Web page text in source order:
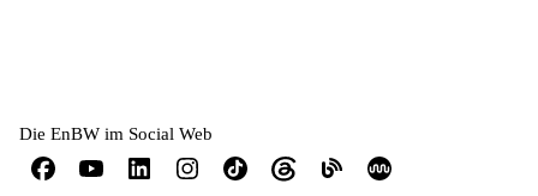
Die EnBW im Social Web